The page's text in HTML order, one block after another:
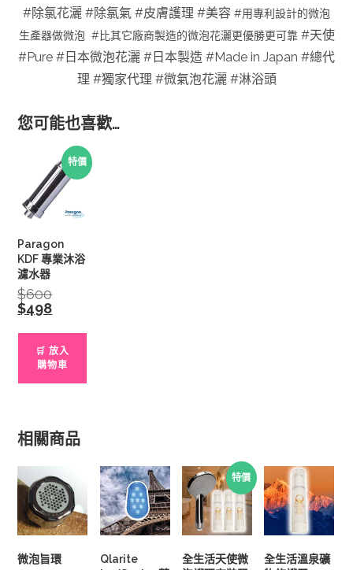
#除氯花灑 #除氯氣 #皮膚護理 #美容 #用專利設計的微泡
生產器做微泡 #比其它廠商製造的微泡花灑更優勝更可靠 #天使
#Pure #日本微泡花灑 #日本製造 #Made in Japan #總代
理 #獨家代理 #微氣泡花灑 #淋浴頭
您可能也喜歡…
特價
Paragon
KDF 專業沐浴
濾水器
$600Original
was:
$498Current
price
🛒 放入
購物車
相關商品
微泡旨環
Qlarite
特價
全生活天使微
全生活溫泉礦